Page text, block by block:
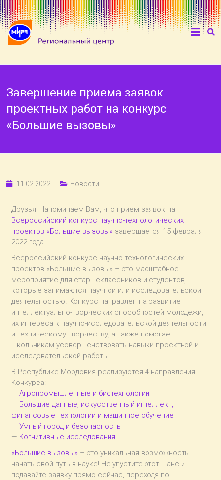
Завершение приема заявок
проектных работ на конкурс
«Большие вызовы»
11.02.2022 Новости
Друзья! Напоминаем Вам, что прием заявок на
Всероссийский конкурс научно-технологических
проектов «Большие вызовы» завершается 15 февраля
2022 года.
Всероссийский конкурс научно-технологических
проектов «Большие вызовы» – это масштабное
мероприятие для старшеклассников и студентов,
которые занимаются научной или исследовательской
деятельностью. Конкурс направлен на развитие
интеллектуально-творческих способностей молодежи,
их интереса к научно-исследовательской деятельности
и техническому творчеству, а также помогает
школьникам усовершенствовать навыки проектной и
исследовательской работы.
В Республике Мордовия реализуются 4 направления
Конкурса:
—Агропромышленные и биотехнологии
— Большие данные, искусственный интеллект,
финансовые технологии и машинное обучение
—Умный город и безопасность
— Когнитивные исследования
«Большие вызовы» – это уникальная возможность
начать свой путь в науке! Не упустите этот шанс и
подавайте заявку прямо сейчас, переходя по